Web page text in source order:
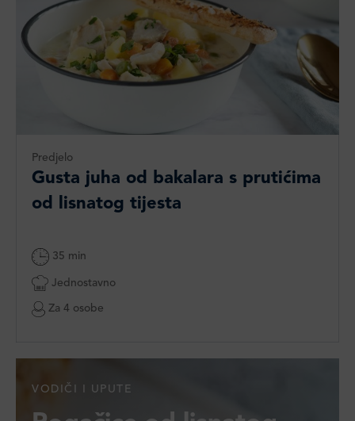
Predjelo
Gusta juha od bakalara s prutićima
od lisnatog tijesta
35 min
Jednostavno
Za 4 osobe
VODIČI I UPUTE